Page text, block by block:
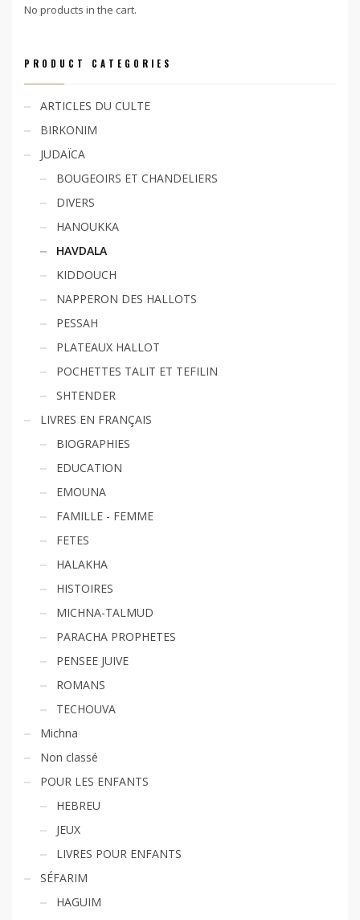
No products in the cart.
PRODUCT CATEGORIES
ARTICLES DU CULTE
BIRKONIM
JUDAÏCA
BOUGEOIRS ET CHANDELIERS
DIVERS
HANOUKKA
HAVDALA
KIDDOUCH
NAPPERON DES HALLOTS
PESSAH
PLATEAUX HALLOT
POCHETTES TALIT ET TEFILIN
SHTENDER
LIVRES EN FRANÇAIS
BIOGRAPHIES
EDUCATION
EMOUNA
FAMILLE - FEMME
FETES
HALAKHA
HISTOIRES
MICHNA-TALMUD
PARACHA PROPHETES
PENSEE JUIVE
ROMANS
TECHOUVA
Michna
Non classé
POUR LES ENFANTS
HEBREU
JEUX
LIVRES POUR ENFANTS
SÉFARIM
HAGUIM